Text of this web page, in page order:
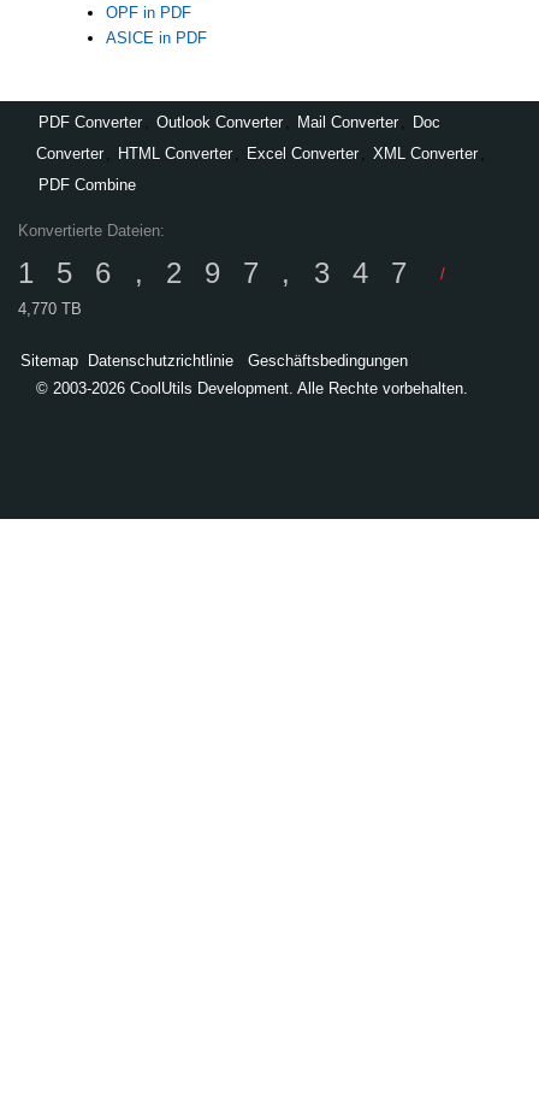
OPF in PDF
ASICE in PDF
PDF Converter Outlook Converter Mail Converter
Doc
Converter
HTML Converter Excel Converter XML Converter
PDF Combine
Konvertierte Dateien:
156,297,347
/
4,770 TB
Sitemap Datenschutzrichtlinie
Geschäftsbedingungen
© 2003-2026 CoolUtils Development. Alle Rechte vorbehalten.